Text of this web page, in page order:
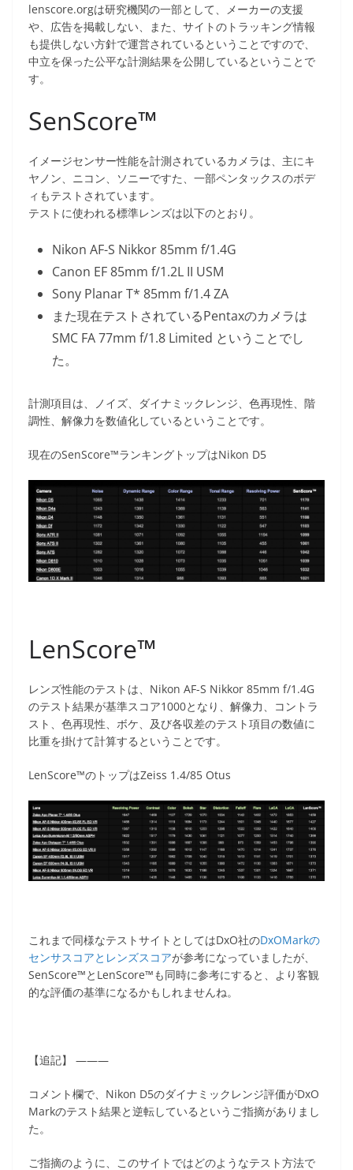
lenscore.orgは研究機関の一部として、メーカーの支援
や、広告を掲載しない、また、サイトのトラッキング情報
も提供しない方針で運営されているということですので、
中立を保った公平な計測結果を公開しているということで
す。
SenScore™
イメージセンサー性能を計測されているカメラは、主にキ
ヤノン、ニコン、ソニーですた、一部ペンタックスのボデ
ィもテストされています。
テストに使われる標準レンズは以下のとおり。
Nikon AF-S Nikkor 85mm f/1.4G
Canon EF 85mm f/1.2L II USM
Sony Planar T* 85mm f/1.4 ZA
また現在テストされているPentaxのカメラは
SMC FA 77mm f/1.8 Limited ということでし
た。
計測項目は、ノイズ、ダイナミックレンジ、色再現性、階
調性、解像力を数値化しているということです。
現在のSenScore™ランキングトップはNikon D5
LenScore™
レンズ性能のテストは、Nikon AF-S Nikkor 85mm f/1.4G
のテスト結果が基準スコア1000となり、解像力、コントラ
スト、色再現性、ボケ、及び各収差のテスト項目の数値に
比重を掛けて計算するということです。
LenScore™のトップはZeiss 1.4/85 Otus
これまで同様なテストサイトとしてはDxO社のDxOMarkの
センサスコアとレンズスコアが参考になっていましたが、
SenScore™とLenScore™も同時に参考にすると、より客観
的な評価の基準になるかもしれませんね。
【追記】 ———
コメント欄で、Nikon D5のダイナミックレンジ評価がDxO
Markのテスト結果と逆転しているというご指摘がありまし
た。
ご指摘のように、このサイトではどのようなテスト方法で